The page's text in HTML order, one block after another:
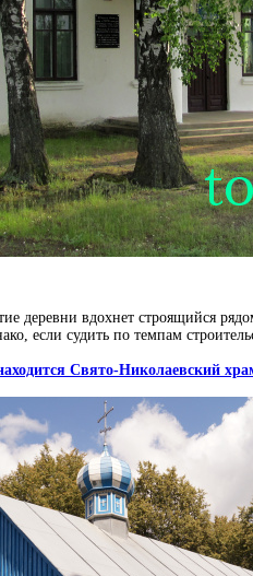
деревни вдохнет строящийся
если судить по темпам
Свято-Николаевский